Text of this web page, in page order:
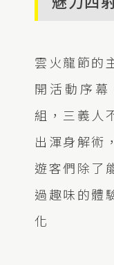
雲火龍節的
開活動序
組，三義人
出渾身解術
遊客們除了
過趣味的體
化